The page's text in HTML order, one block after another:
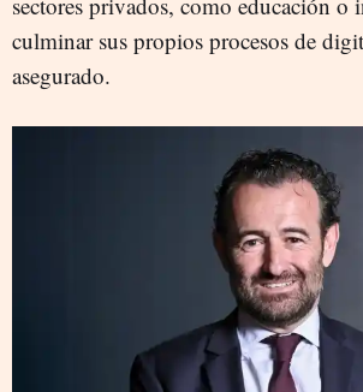
culminar sus propios procesos de
asegurado.